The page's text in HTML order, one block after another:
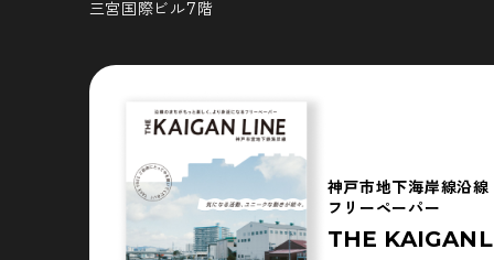
三宮国際ビル7階
神戸市地下海岸線沿線
フリーペーパー
THE